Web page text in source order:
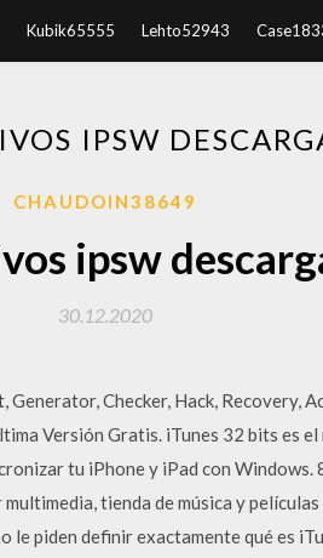
Kubik65555 Lehto52943
IPSW
CHAUDOIN38649
ipsw
30.12.2020
Checker, Hack, Recovery,
Versión Gratis. iTunes 32 bits es
tu iPhone y iPad con
tienda de música y
piden definir exactamente qué es